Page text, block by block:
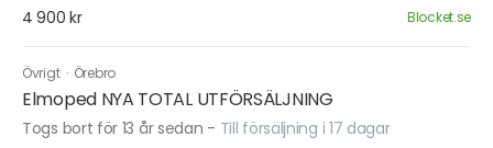
4 900 kr Blocket.se
Övrigt · Örebro
Elmoped NYA TOTAL UTFÖRSÄLJNING
Togs bort för 13 år sedan - Till försäljning i 17 dagar